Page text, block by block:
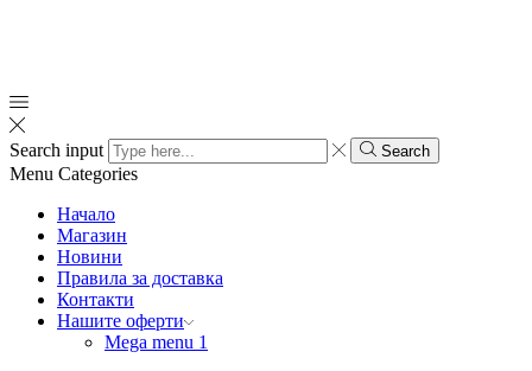
Search input Search
Menu Categories
Начало
Магазин
Новини
Правила за доставка
Контакти
Нашите оферти
Mega menu 1